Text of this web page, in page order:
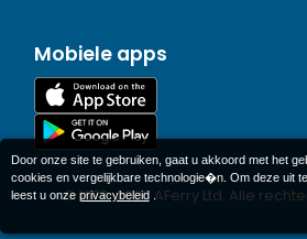
Mobiele apps
© 1977-2026 AFerry Ltd. Alle
Door onze site te gebruiken, gaat u akkoord met het
cookies en vergelijkbare technologie�n. Om deze uit
leest u onze privacybeleid.